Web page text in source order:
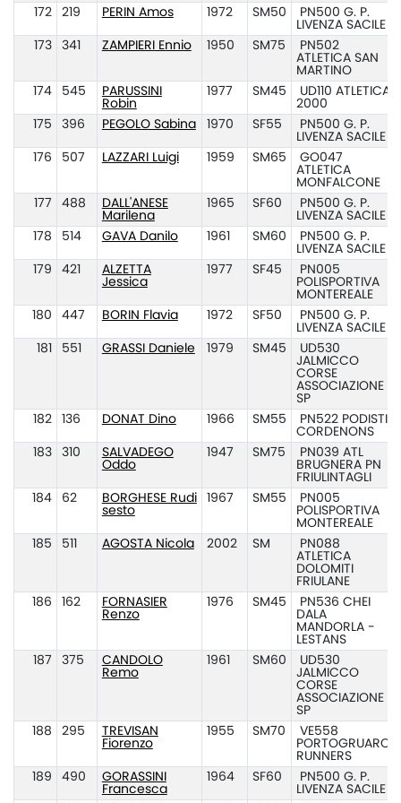
172
219 PERIN Amos 1972 SM50
PN500 G. P.
LIVENZA SACILE
173
341 ZAMPIERI Ennio 1950 SM75
PN502
ATLETICA SAN
MARTINO
174
545
PARUSSINI
Robin
1977 SM45
UD110 ATLETICA
2000
175
396 PEGOLO Sabina 1970 SF55
PN500 G. P.
LIVENZA SACILE
176
507 LAZZARI Luigi 1959 SM65
GO047
ATLETICA
MONFALCONE
177
488
DALL'ANESE
Marilena
1965 SF60
PN500 G. P.
LIVENZA SACILE
178
514 GAVA Danilo 1961 SM60
PN500 G. P.
LIVENZA SACILE
179
421
ALZETTA
Jessica
1977 SF45
PN005
POLISPORTIVA
MONTEREALE
180
447 BORIN Flavia 1972 SF50
PN500 G. P.
LIVENZA SACILE
181
551 GRASSI Daniele 1979 SM45
UD530
JALMICCO
CORSE
ASSOCIAZIONE
SP
182
136 DONAT Dino 1966 SM55
PN522 PODISTI
CORDENONS
183
310
SALVADEGO
Oddo
1947 SM75
PN039 ATL
BRUGNERA PN
FRIULINTAGLI
184
62
BORGHESE Rudi
sesto
1967 SM55
PN005
POLISPORTIVA
MONTEREALE
185
511 AGOSTA Nicola 2002 SM
PN088
ATLETICA
DOLOMITI
FRIULANE
186
162
FORNASIER
Renzo
1976 SM45
PN536 CHEI
DALA
MANDORLA -
LESTANS
187
375
CANDOLO
Remo
1961 SM60
UD530
JALMICCO
CORSE
ASSOCIAZIONE
SP
188
295
TREVISAN
Fiorenzo
1955 SM70
VE558
PORTOGRUARO
RUNNERS
189
490
GORASSINI
Francesca
1964 SF60
PN500 G. P.
LIVENZA SACILE